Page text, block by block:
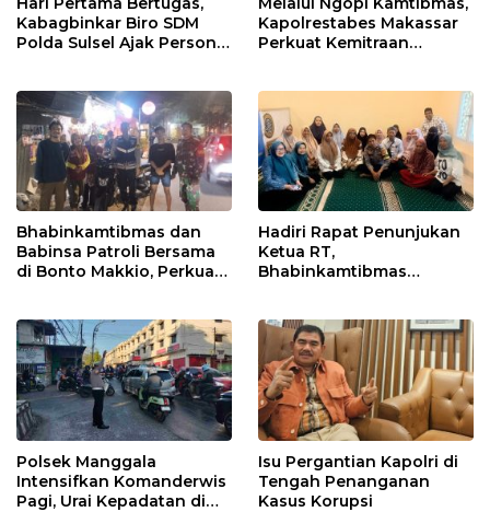
Kabagbinkar Biro SDM
Polda Sulsel Ajak Personel
Kapolrestabes Makassar
Perkuat Kemitraan
Bhabinkamtibmas dan
Babinsa Patroli Bersama
di Bonto Makkio, Perkuat
Hadiri Rapat Penunjukan
Ketua RT,
Bhabinkamtibmas
dengan Warga
Polsek Manggala
Intensifkan Komanderwis
Pagi, Urai Kepadatan di
Isu Pergantian Kapolri di
Tengah Penanganan
Kasus Korupsi